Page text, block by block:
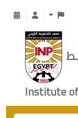
Institute